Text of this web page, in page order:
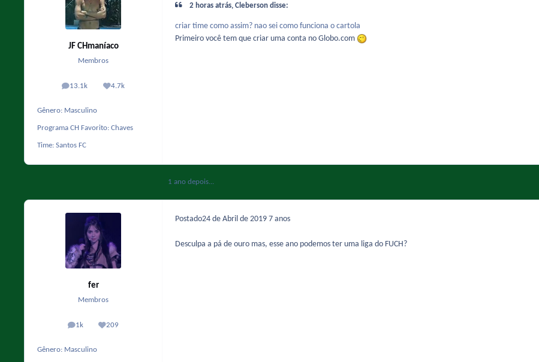
JF CHmaníaco
Membros
13.1k
posts 4.7k
Reputação
Gênero: Masculino
Programa CH Favorito: Chaves
Time: Santos FC
2 horas atrás, Cleberson disse:
criar time como assim? nao sei como funciona o cartola
Primeiro você tem que criar uma conta no Globo.com
1 ano depois...
fer
Membros
1k
posts 209
Reputação
Gênero: Masculino
Postado24 de Abril de 2019 7 anos
Desculpa a pá de ouro mas, esse ano podemos ter uma liga do FUCH?